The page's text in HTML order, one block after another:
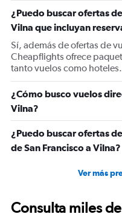
Y
axis
displaying
values.
Range:
0
1800.
¿Puedo buscar ofertas
Vilna que incluyan
Sí, además de ofertas de
Cheapflights ofrece
tanto vuelos como hoteles.
¿Cómo busco vuelos
Vilna?
¿Puedo buscar ofertas
de San Francisco a Vilna?
Ver más
Consulta miles